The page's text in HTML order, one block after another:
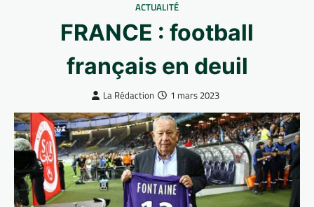
ACTUALITÉ
FRANCE : football
français en deuil
La Rédaction 1 mars 2023